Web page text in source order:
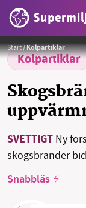
OM OSS
Sök
Start/Kolpartiklar
Kolpartiklar
SVETTIGT Ny
skogsbränder
Snabbläs